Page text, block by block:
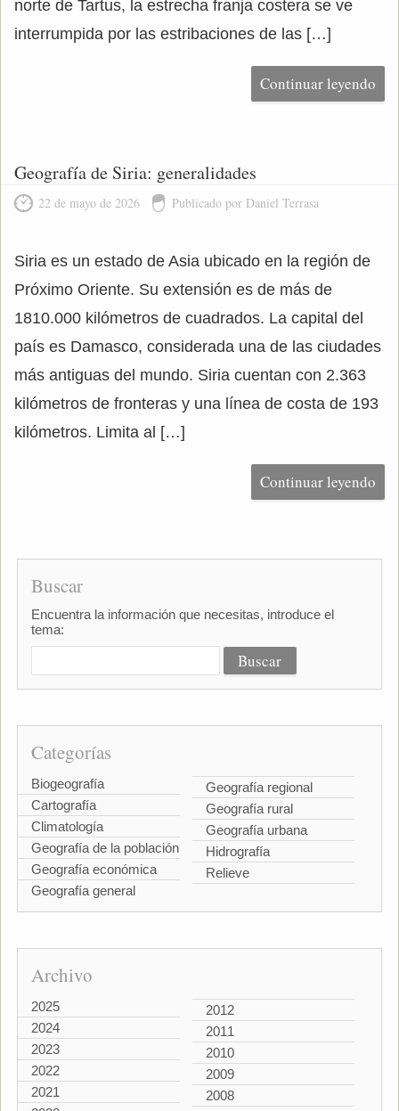
norte de Tartus, la estrecha franja costera se ve
interrumpida por las estribaciones de las […]
Continuar leyendo
Geografía de Siria: generalidades
22 de mayo de 2026 Publicado por Daniel Terrasa
Siria es un estado de Asia ubicado en la región de
Próximo Oriente. Su extensión es de más de
1810.000 kilómetros de cuadrados. La capital del
país es Damasco, considerada una de las ciudades
más antiguas del mundo. Siria cuentan con 2.363
kilómetros de fronteras y una línea de costa de 193
kilómetros. Limita al […]
Continuar leyendo
Buscar
Encuentra la información que necesitas, introduce el
tema:
Categorías
Biogeografía
Cartografía
Climatología
Geografía de la población
Geografía económica
Geografía general
Geografía regional
Geografía rural
Geografía urbana
Hidrografía
Relieve
Archivo
2025
2024
2023
2022
2021
2012
2011
2010
2009
2008